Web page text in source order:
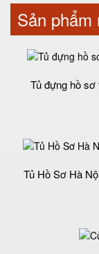
Sản phẩm
Tủ đựng hồ sơ
Tủ Hồ Sơ Hà